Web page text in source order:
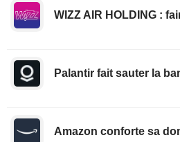
WIZZ AIR HOLDING :
Palantir fait sauter la
Amazon conforte sa